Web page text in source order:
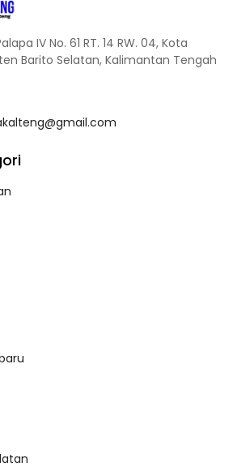
IV No. 61 RT. 14 RW. 04, Kota
Barito Selatan, Kalimantan Tengah